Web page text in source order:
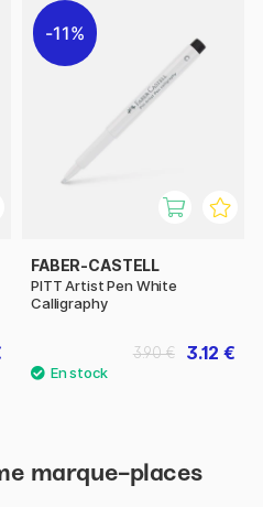
11%
FABER-CASTELL
PITT Artist Pen White
Calligraphy
3.12 €
3.90 €
marque-places